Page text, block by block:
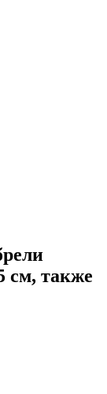
см, также